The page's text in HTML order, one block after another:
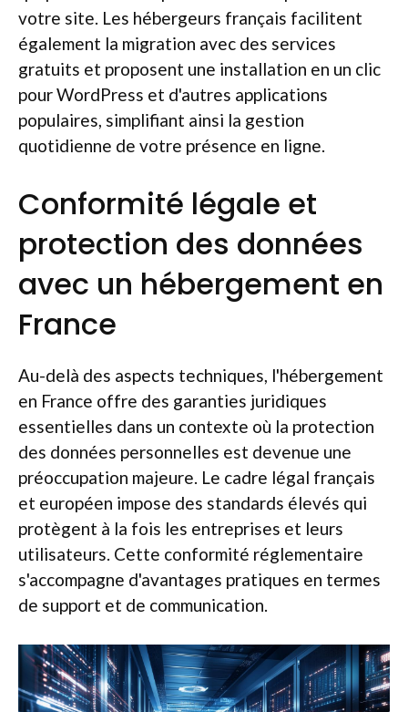
votre site. Les hébergeurs français facilitent
également la migration avec des services
gratuits et proposent une installation en un clic
pour WordPress et d'autres applications
populaires, simplifiant ainsi la gestion
quotidienne de votre présence en ligne.
Conformité légale et
protection des données
avec un hébergement en
France
Au-delà des aspects techniques, l'hébergement
en France offre des garanties juridiques
essentielles dans un contexte où la protection
des données personnelles est devenue une
préoccupation majeure. Le cadre légal français
et européen impose des standards élevés qui
protègent à la fois les entreprises et leurs
utilisateurs. Cette conformité réglementaire
s'accompagne d'avantages pratiques en termes
de support et de communication.